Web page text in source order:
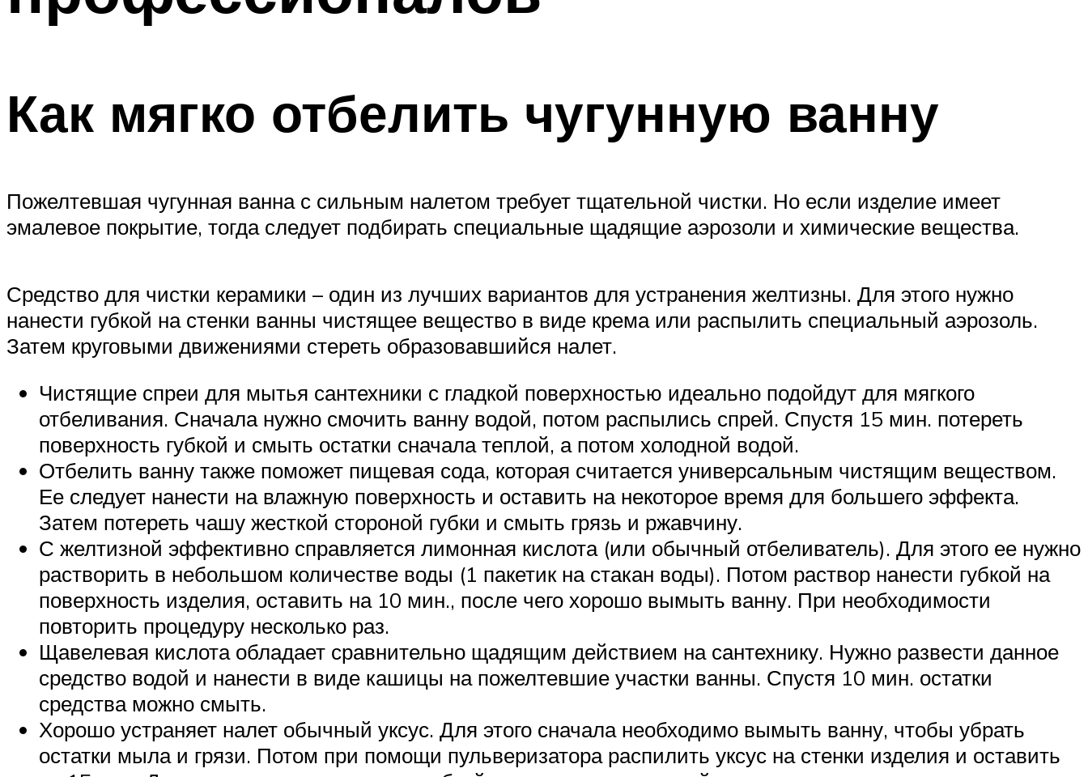
Как мягко отбелить чугунную ванну
Пожелтевшая чугунная ванна с сильным налетом требует тщательной чистки. Но если изделие имеет
эмалевое покрытие, тогда следует подбирать специальные щадящие аэрозоли и химические вещества.
Средство для чистки керамики – один из лучших вариантов для устранения желтизны. Для этого нужно
нанести губкой на стенки ванны чистящее вещество в виде крема или распылить специальный аэрозоль.
Затем круговыми движениями стереть образовавшийся налет.
Чистящие спреи для мытья сантехники с гладкой поверхностью идеально подойдут для мягкого
отбеливания. Сначала нужно смочить ванну водой, потом распылись спрей. Спустя 15 мин. потереть
поверхность губкой и смыть остатки сначала теплой, а потом холодной водой.
Отбелить ванну также поможет пищевая сода, которая считается универсальным чистящим веществом.
Ее следует нанести на влажную поверхность и оставить на некоторое время для большего эффекта.
Затем потереть чашу жесткой стороной губки и смыть грязь и ржавчину.
С желтизной эффективно справляется лимонная кислота (или обычный отбеливатель). Для этого ее нужно
растворить в небольшом количестве воды (1 пакетик на стакан воды). Потом раствор нанести губкой на
поверхность изделия, оставить на 10 мин., после чего хорошо вымыть ванну. При необходимости
повторить процедуру несколько раз.
Щавелевая кислота обладает сравнительно щадящим действием на сантехнику. Нужно развести данное
средство водой и нанести в виде кашицы на пожелтевшие участки ванны. Спустя 10 мин. остатки
средства можно смыть.
Хорошо устраняет налет обычный уксус. Для этого сначала необходимо вымыть ванну, чтобы убрать
остатки мыла и грязи. Потом при помощи пульверизатора распилить уксус на стенки изделия и оставить